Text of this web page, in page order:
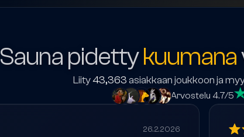
Sauna pidettykuumana
Liity43,363asiakkaan joukkoon ja
Arvostelu 4.7/5
26.2.2026